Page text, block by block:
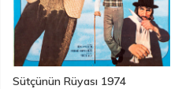
Sütçünün Rüyası 1974